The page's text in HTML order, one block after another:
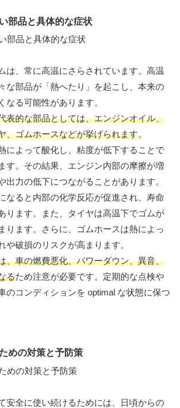
部品と具体的な症状
は、常に高温にさらされています。高温
な部品が「熱へたり」を起こし、本来の
なる可能性があります。
表的な部品としては、エンジンオイル、
、ゴムホースなどが挙げられます。
によって酸化し、粘度が低下することで
す。その結果、エンジン内部の摩擦が増
出力の低下につながることがあります。
なると内部の化学反応が促進され、寿命
ります。また、タイヤは高温下でゴムが
ります。さらに、ゴムホースは熱によっ
や破損のリスクが高まります。
、車の燃費悪化、パワーダウン、異音、
るため注意が必要です。定期的な点検や
のコンディションを optimal な状態に保つ
めの対策と予防策
安全に使い続けるためには、日頃からの